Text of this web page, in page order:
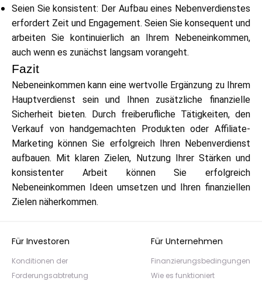
Seien Sie konsistent: Der Aufbau eines Nebenverdienstes
erfordert Zeit und Engagement. Seien Sie konsequent und
arbeiten Sie kontinuierlich an Ihrem Nebeneinkommen,
auch wenn es zunächst langsam vorangeht.
Fazit
Nebeneinkommen kann eine wertvolle Ergänzung zu Ihrem
Hauptverdienst sein und Ihnen zusätzliche finanzielle
Sicherheit bieten. Durch freiberufliche Tätigkeiten, den
Verkauf von handgemachten Produkten oder Affiliate-
Marketing können Sie erfolgreich Ihren Nebenverdienst
aufbauen. Mit klaren Zielen, Nutzung Ihrer Stärken und
konsistenter Arbeit können Sie erfolgreich
Nebeneinkommen Ideen umsetzen und Ihren finanziellen
Zielen näherkommen.
Für Investoren
Konditionen der
Forderungsabtretung
Für Unternehmen
Finanzierungsbedingungen
Wie es funktioniert